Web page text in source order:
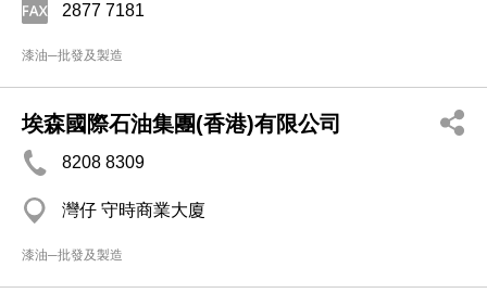
2877 7181
漆油─批發及製造
埃森國際石油集團(香港)有限公司
8208 8309
灣仔 守時商業大廈
漆油─批發及製造